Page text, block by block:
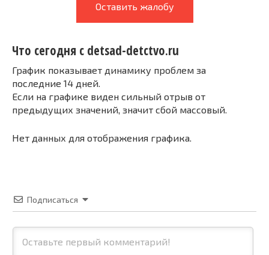
Оставить жалобу
Что сегодня с detsad-detctvo.ru
График показывает динамику проблем за
последние 14 дней.
Если на графике виден сильный отрыв от
предыдущих значений, значит сбой массовый.
Нет данных для отображения графика.
Подписаться